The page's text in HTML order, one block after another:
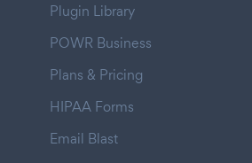
Plugin Library
POWR Business
Plans & Pricing
HIPAA Forms
Email Blast